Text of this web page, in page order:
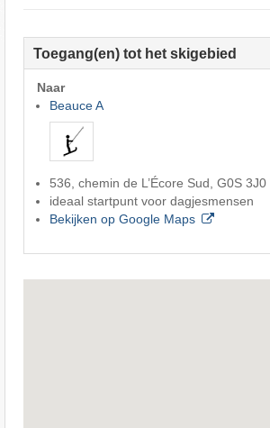
Toegang(en) tot het skigebied
Naar
Beauce A
536, chemin de L’Écore Sud, G0S
ideaal startpunt voor dagjesmensen
Bekijken op Google Maps